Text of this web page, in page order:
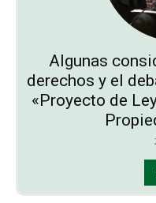
Algunas
derechos y el
«Proyecto de